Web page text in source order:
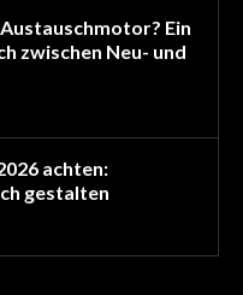
Ein
zwischen Neu- und
achten:
gestalten